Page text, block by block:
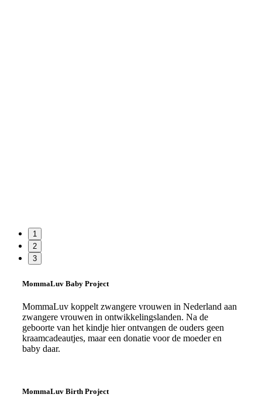
1
2
3
MommaLuv Baby Project
MommaLuv koppelt zwangere vrouwen in Nederland aan
zwangere vrouwen in ontwikkelingslanden. Na de
geboorte van het kindje hier ontvangen de ouders geen
kraamcadeautjes, maar een donatie voor de moeder en
baby daar.
MommaLuv Birth Project